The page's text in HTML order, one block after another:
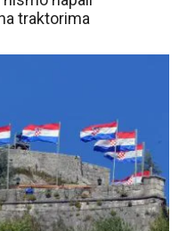
traktorima